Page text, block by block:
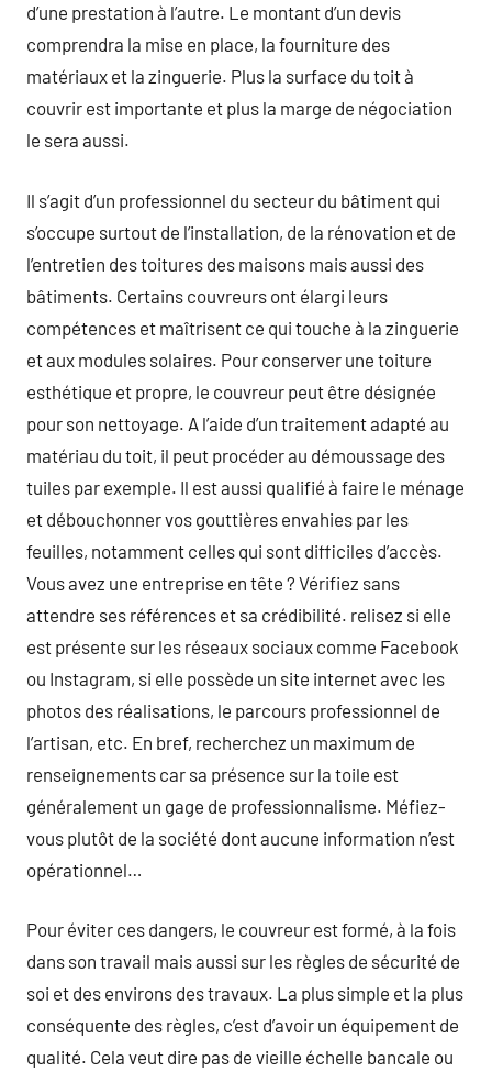
d’une prestation à l’autre. Le montant d’un devis
comprendra la mise en place, la fourniture des
matériaux et la zinguerie. Plus la surface du toit à
couvrir est importante et plus la marge de négociation
le sera aussi.
Il s’agit d’un professionnel du secteur du bâtiment qui
s’occupe surtout de l’installation, de la rénovation et de
l’entretien des toitures des maisons mais aussi des
bâtiments. Certains couvreurs ont élargi leurs
compétences et maîtrisent ce qui touche à la zinguerie
et aux modules solaires. Pour conserver une toiture
esthétique et propre, le couvreur peut être désignée
pour son nettoyage. A l’aide d’un traitement adapté au
matériau du toit, il peut procéder au démoussage des
tuiles par exemple. Il est aussi qualifié à faire le ménage
et débouchonner vos gouttières envahies par les
feuilles, notamment celles qui sont difficiles d’accès.
Vous avez une entreprise en tête ? Vérifiez sans
attendre ses références et sa crédibilité. relisez si elle
est présente sur les réseaux sociaux comme Facebook
ou Instagram, si elle possède un site internet avec les
photos des réalisations, le parcours professionnel de
l’artisan, etc. En bref, recherchez un maximum de
renseignements car sa présence sur la toile est
généralement un gage de professionnalisme. Méfiez-
vous plutôt de la société dont aucune information n’est
opérationnel…
Pour éviter ces dangers, le couvreur est formé, à la fois
dans son travail mais aussi sur les règles de sécurité de
soi et des environs des travaux. La plus simple et la plus
conséquente des règles, c’est d’avoir un équipement de
qualité. Cela veut dire pas de vieille échelle bancale ou